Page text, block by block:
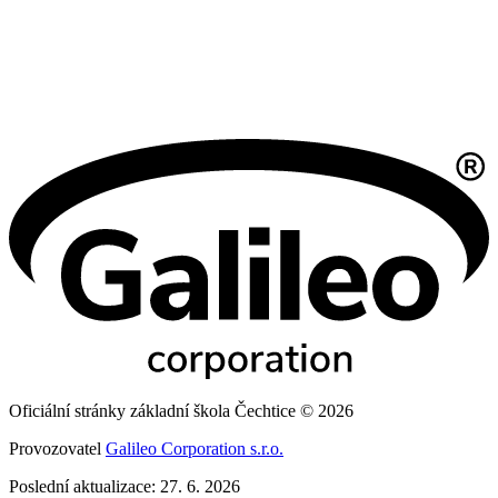
Oficiální stránky základní škola Čechtice © 2026
Provozovatel Galileo Corporation s.r.o.
Poslední aktualizace: 27. 6. 2026